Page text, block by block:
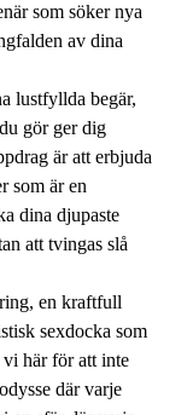
som söker nya
av dina
lustfyllda begär,
gör ger dig
är att erbjuda
som är en
dina djupaste
att tvingas slå
en kraftfull
sexdocka som
här för att inte
där varje